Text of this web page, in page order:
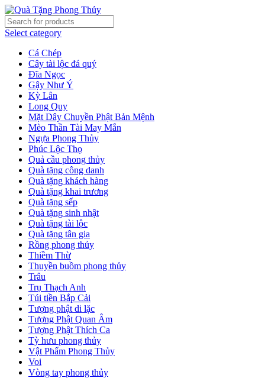
Select category
Cá Chép
Cây tài lộc đá quý
Đĩa Ngọc
Gậy Như Ý
Kỳ Lân
Long Quy
Mặt Dây Chuyền Phật Bản Mệnh
Mèo Thần Tài May Mắn
Ngựa Phong Thủy
Phúc Lộc Thọ
Quả cầu phong thủy
Quà tặng công danh
Quà tặng khách hàng
Quà tặng khai trương
Quà tặng sếp
Quà tặng sinh nhật
Quà tặng tài lộc
Quà tặng tân gia
Rồng phong thủy
Thiềm Thừ
Thuyền buồm phong thủy
Trâu
Trụ Thạch Anh
Túi tiền Bắp Cải
Tượng phật di lặc
Tượng Phật Quan Âm
Tượng Phật Thích Ca
Tỳ hưu phong thủy
Vật Phẩm Phong Thủy
Voi
Vòng tay phong thủy